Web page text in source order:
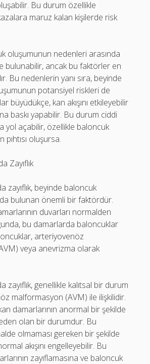
Bu durum özellikle
maruz kalan kişilerde risk
oluşumunun nedenleri arasında
bulunabilir, ancak bu faktörler en
Bu nedenlerin yanı sıra, beyinde
potansiyel riskleri de
büyüdükçe, kan akışını etkileyebilir
baskı yapabilir. Bu durum ciddi
yol açabilir, özellikle baloncuk
oluşursa.
Zayıflık
zayıflık, beyinde baloncuk
bulunan önemli bir faktördür.
duvarları normalden
bu damarlarda baloncuklar
arteriyovenöz
veya anevrizma olarak
zayıflık, genellikle kalıtsal bir durum
malformasyon (AVM) ile ilişkilidir.
damarlarının anormal bir şekilde
olan bir durumdur. Bu
olmaması gereken bir şekilde
akışını engelleyebilir. Bu
zayıflamasına ve baloncuk